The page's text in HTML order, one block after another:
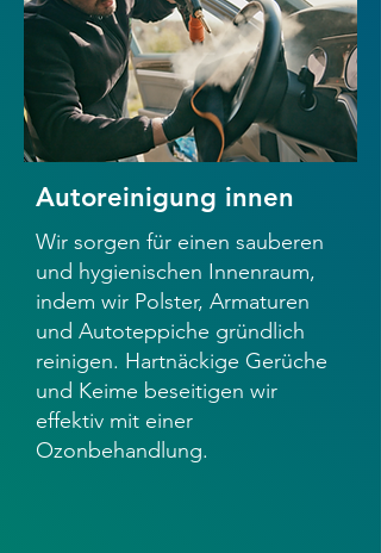
Autoreinigung innen
Wir sorgen für einen sauberen
und hygienischen Innenraum,
indem wir Polster, Armaturen
und Autoteppiche gründlich
reinigen. Hartnäckige Gerüche
und Keime beseitigen wir
effektiv mit einer
Ozonbehandlung.